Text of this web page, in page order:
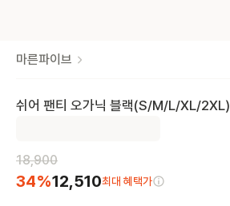
마른파이브
쉬어 팬티 오가닉 블랙(S/M/L/XL/2XL)
18,900
34%12,510최대 혜택가